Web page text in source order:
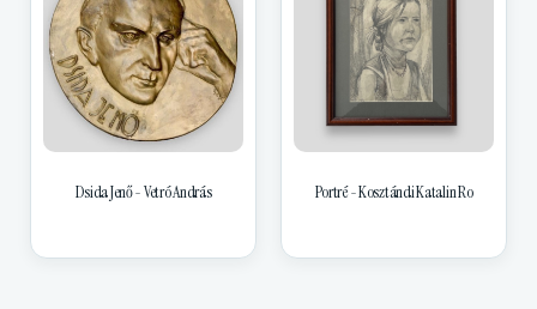
Dsida Jenő - Vetró András Portré - Kosztándi Katalin Ro